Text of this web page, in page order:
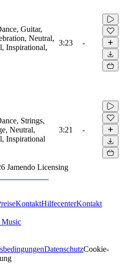
Guitar,
Neutral,
Inspirational,
3:23 -
Strings,
Neutral,
Inspirational
3:21 -
Jamendo Licensing
KontaktHilfecenterKontakt
Music
DatenschutzCookie-